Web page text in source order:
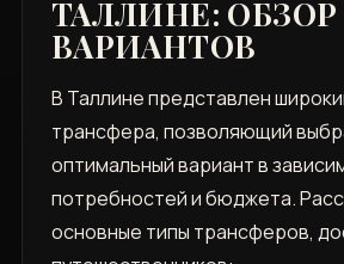
ТАЛЛИНЕ: ОБЗОР
ВАРИАНТОВ
В Таллине представлен
трансфера‚ позволяющий
оптимальный вариант в
потребностей и бюджета.
основные типы трансферов‚